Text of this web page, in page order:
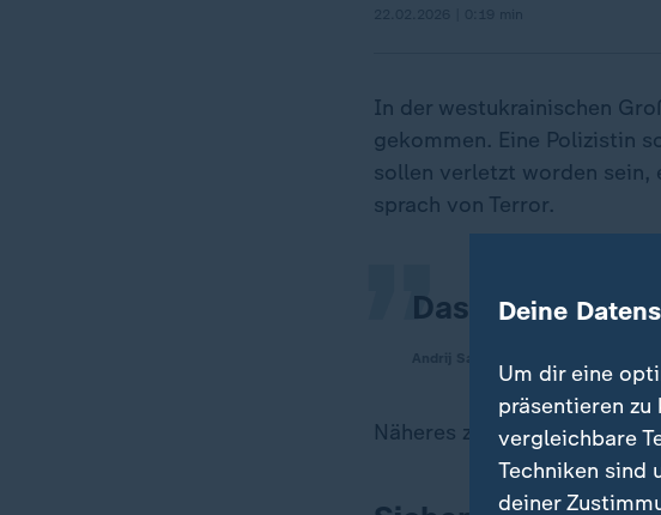
In der westukrainischen
gekommen. Eine Polizistin
sollen verletzt worden sein,
sprach von Terror.
Das war ein
„
Näheres zu den
Deine
Um dir eine
präsentieren zu
vergleichbare
Techniken sind
deiner